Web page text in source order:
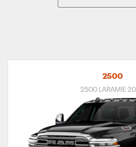
2500
2500 LARAMIE